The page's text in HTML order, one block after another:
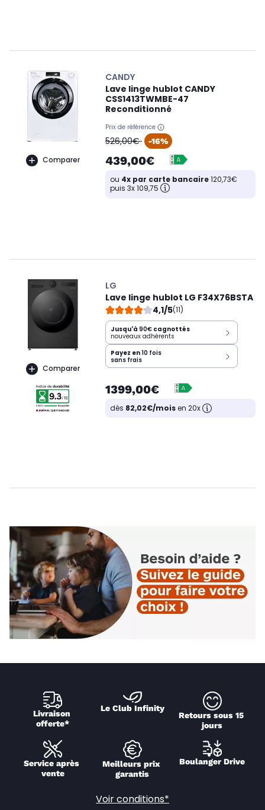
Comparer
CANDY
Lave linge hublot CANDY
CSS1413TWMBE-47
Reconditionné
Prix de référence
oldPrice
526,00€ -16%
439,00€
ou 4x par carte bancaire120,73€
puis 3x 109,75
Comparer
LG
Lave linge hublot LG F34X76BSTA
4,1/5(11)
Jusqu'à 90€ cagnottés
nouveaux adhérents
Payez en10 fois
sans frais
1399,00€
dès 82,02€/moisen 20x
Livraison
offerte*
Le Club Infinity
Retours sous 15
jours
Service après
vente
Meilleurs prix
garantis
Boulanger Drive
Voir conditions*